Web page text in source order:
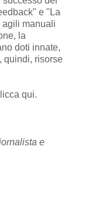
e "La
agili manuali
la
doti innate,
quindi, risorse
qui.
e